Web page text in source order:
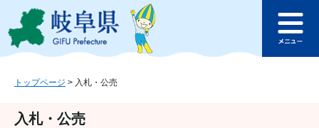
ジ
ュ
このページの本文へ
ュ
トップページ > 入札・公売
入札・公売